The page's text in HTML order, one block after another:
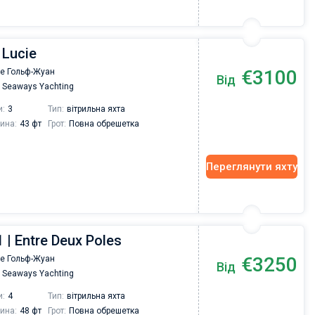
Гольф-Жуан
Seaways Yachting
3 Тип: вітрильна яхта
43 фт Грот: Повна обрешетка
Від €3100
Переглянути яхту
| Entre Deux Poles
Гольф-Жуан
Seaways Yachting
4 Тип: вітрильна яхта
48 фт Грот: Повна обрешетка
Від €3250